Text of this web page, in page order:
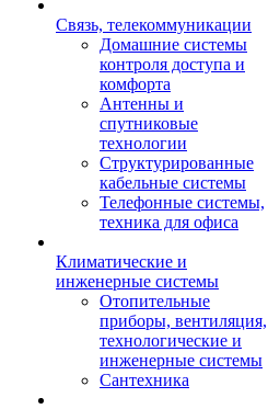
Связь, телекоммуникации
Домашние системы
контроля доступа и
комфорта
Антенны и
спутниковые
технологии
Структурированные
кабельные системы
Телефонные системы,
техника для офиса
Климатические и
инженерные системы
Отопительные
приборы, вентиляция,
технологические и
инженерные системы
Сантехника